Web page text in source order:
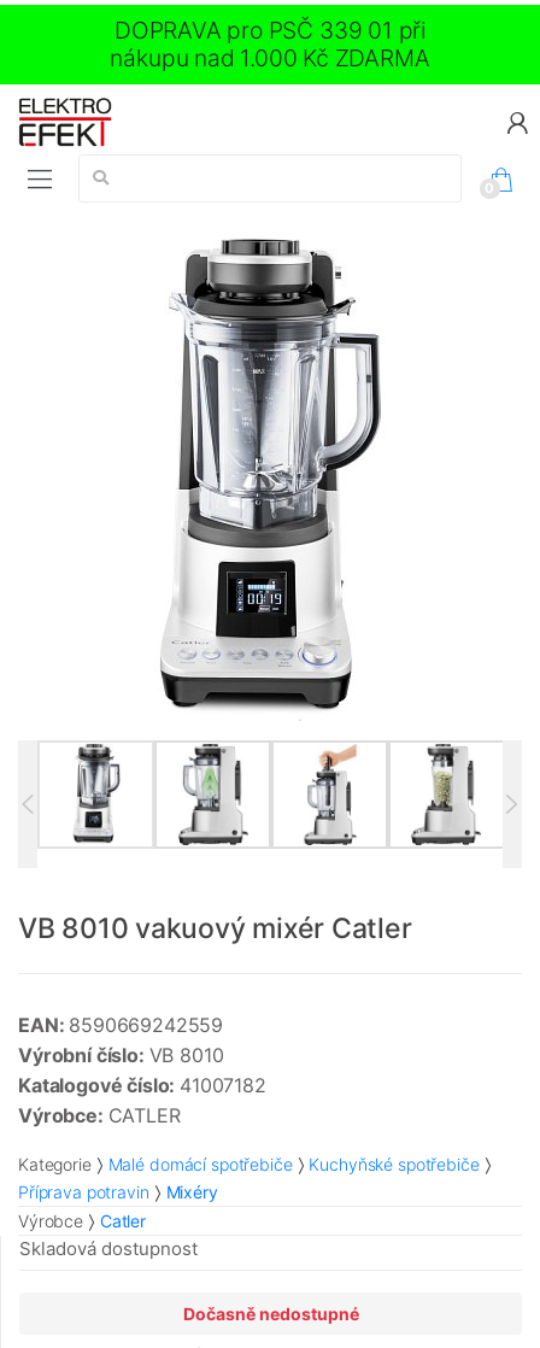
DOPRAVA pro PSČ 339 01 při
nákupu nad 1.000 Kč ZDARMA
Vyhledávání:
0
VB 8010 vakuový mixér Catler
EAN: 8590669242559
Výrobní číslo: VB 8010
Katalogové číslo: 41007182
Výrobce: CATLER
Kategorie Malé domácí spotřebiče
Kuchyňské spotřebiče
Příprava potravin
Mixéry
Výrobce
Catler
Skladová dostupnost
Dočasně nedostupné